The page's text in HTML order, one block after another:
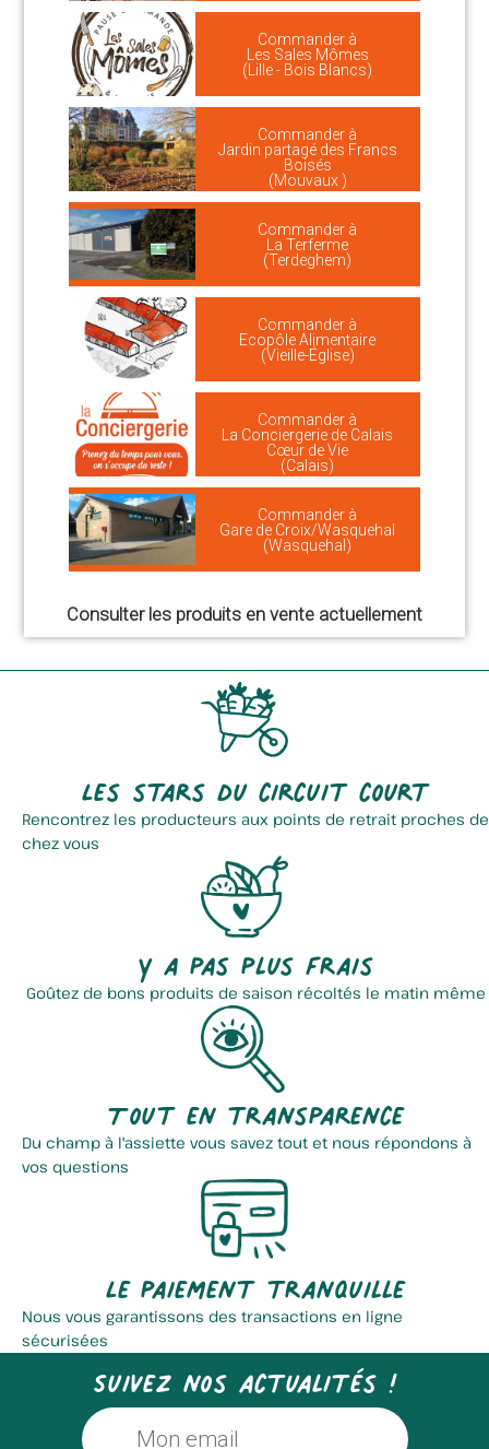
Commander à
Les Sales Mômes
(Lille - Bois Blancs)
Commander à
Jardin partagé des Francs
Boisés
(Mouvaux )
Commander à
La Terferme
(Terdeghem)
Commander à
Ecopôle Alimentaire
(Vieille-Église)
Commander à
La Conciergerie de Calais
Cœur de Vie
(Calais)
Commander à
Gare de Croix/Wasquehal
(Wasquehal)
Consulter les produits en vente actuellement
Les stars du circuit court
Rencontrez les producteurs aux points de retrait proches de
chez vous
Y a pas plus frais
Goûtez de bons produits de saison récoltés le matin même
Tout en transparence
Du champ à l'assiette vous savez tout et nous répondons à
vos questions
Le paiement tranquille
Nous vous garantissons des transactions en ligne
sécurisées
Suivez nos actualités !